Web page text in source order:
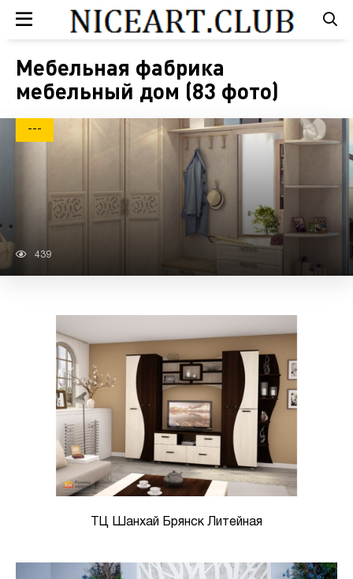
Мебельная фабрика
мебельный дом (83 фото)
---
439
ТЦ Шанхай Брянск Литейная